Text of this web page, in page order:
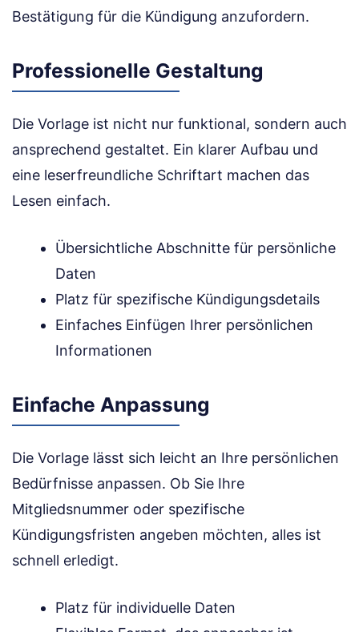
Bestätigung für die Kündigung anzufordern.
Professionelle Gestaltung
Die Vorlage ist nicht nur funktional, sondern auch
ansprechend gestaltet. Ein klarer Aufbau und
eine leserfreundliche Schriftart machen das
Lesen einfach.
Übersichtliche Abschnitte für persönliche
Daten
Platz für spezifische Kündigungsdetails
Einfaches Einfügen Ihrer persönlichen
Informationen
Einfache Anpassung
Die Vorlage lässt sich leicht an Ihre persönlichen
Bedürfnisse anpassen. Ob Sie Ihre
Mitgliedsnummer oder spezifische
Kündigungsfristen angeben möchten, alles ist
schnell erledigt.
Platz für individuelle Daten